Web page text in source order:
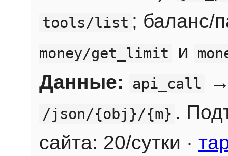
tools/list ; баланс/
money/get_limit и
Данные: api_call
/json/{obj}/{m} .
сайта: 20/сутки ·